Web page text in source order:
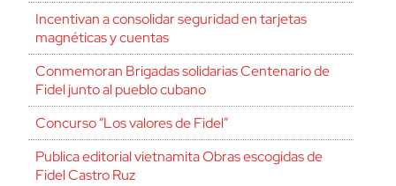
Incentivan a consolidar seguridad en tarjetas
magnéticas y cuentas
Conmemoran Brigadas solidarias Centenario de
Fidel junto al pueblo cubano
Concurso “Los valores de Fidel”
Publica editorial vietnamita Obras escogidas de
Fidel Castro Ruz